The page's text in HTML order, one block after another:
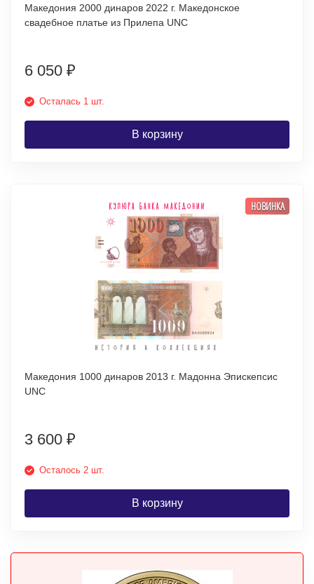
Македония 2000 динаров 2022 г. Македонское
свадебное платье из Прилепа UNC
6 050 ₽
Осталась 1 шт.
В корзину
НОВИНКА
Македония 1000 динаров 2013 г. Мадонна Эпискепсис
UNC
3 600 ₽
Осталось 2 шт.
В корзину